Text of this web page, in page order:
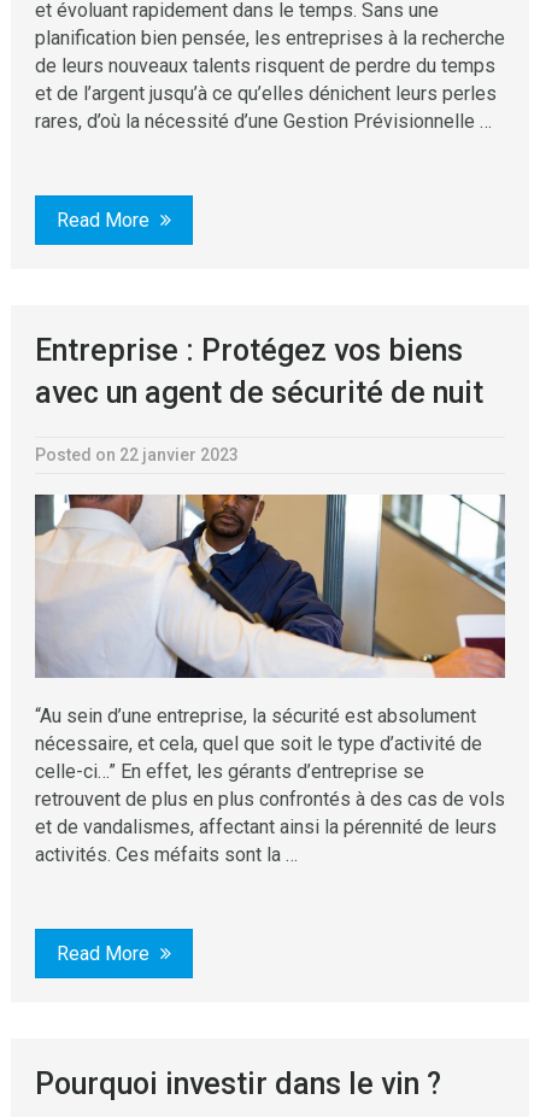
et évoluant rapidement dans le temps. Sans une
planification bien pensée, les entreprises à la recherche
de leurs nouveaux talents risquent de perdre du temps
et de l’argent jusqu’à ce qu’elles dénichent leurs perles
rares, d’où la nécessité d’une Gestion Prévisionnelle …
Read More
Entreprise : Protégez vos biens
avec un agent de sécurité de nuit
Posted on 22 janvier 2023
“Au sein d’une entreprise, la sécurité est absolument
nécessaire, et cela, quel que soit le type d’activité de
celle-ci…” En effet, les gérants d’entreprise se
retrouvent de plus en plus confrontés à des cas de vols
et de vandalismes, affectant ainsi la pérennité de leurs
activités. Ces méfaits sont la …
Read More
Pourquoi investir dans le vin ?